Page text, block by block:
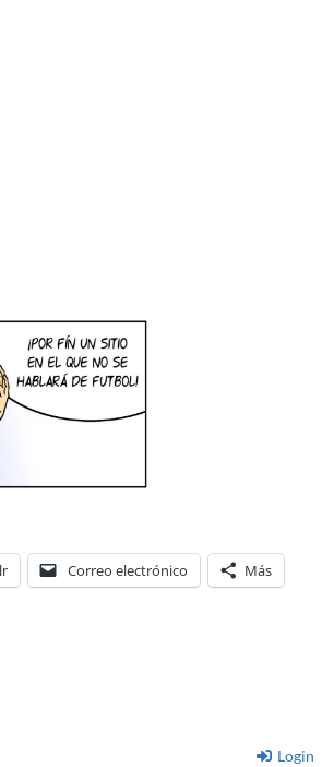
Correo electrónico Más
Login